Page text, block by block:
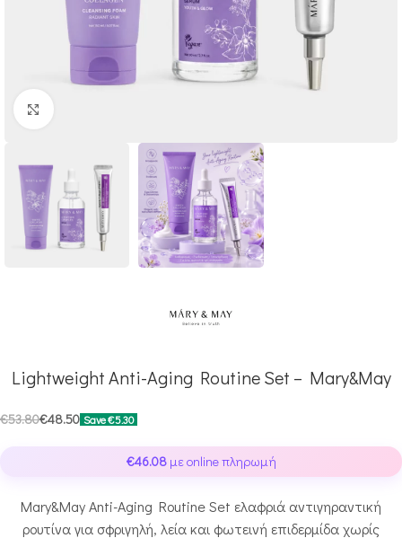
Lightweight Anti-Aging Routine Set – Mary&May
€53.80€48.50 Save€5.30
€46.08με online πληρωμή
Mary&May Anti-Aging Routine Set ελαφριά αντιγηραντική
ρουτίνα για σφριγηλή, λεία και φωτεινή επιδερμίδα χωρίς